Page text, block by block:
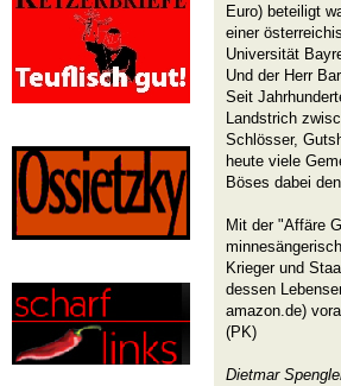
Euro) beteiligt
einer
Universität
Und der Herr
Seit
Landstrich
Schlösser,
heute viele
Böses dabei
Mit der "Affäre
Krieger und
dessen
amazon.de)
(PK)
Dietmar